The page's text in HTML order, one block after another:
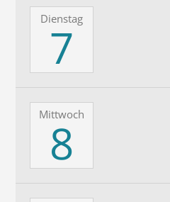
Dienstag
7
Mittwoch
8